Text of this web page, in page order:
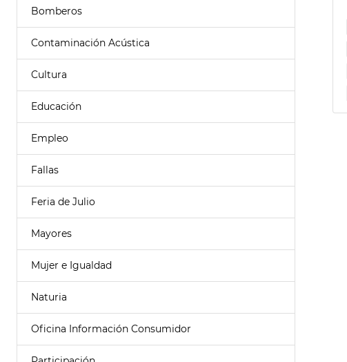
Bomberos
Contaminación Acústica
Cultura
Educación
Empleo
Fallas
Feria de Julio
Mayores
Mujer e Igualdad
Naturia
Oficina Información Consumidor